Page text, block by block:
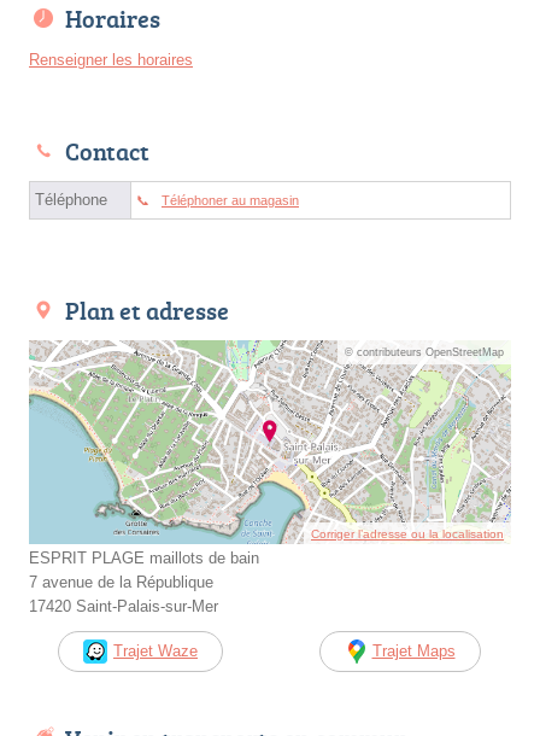
Horaires
Renseigner les horaires
Contact
Téléphone Téléphoner au magasin
Plan et adresse
© contributeurs OpenStreetMap
Corriger l’adresse ou la localisation
ESPRIT PLAGE maillots de bain
7 avenue de la République
17420 Saint-Palais-sur-Mer
Trajet Waze Trajet Maps